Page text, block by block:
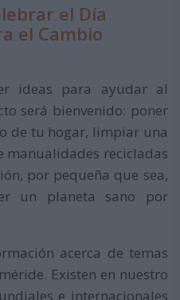
el Día
el Cambio
ideas para ayudar al
será bienvenido: poner
de tu hogar, limpiar una
manualidades recicladas
por pequeña que sea,
un planeta sano por
acerca de temas
Existen en nuestro
e internacionales